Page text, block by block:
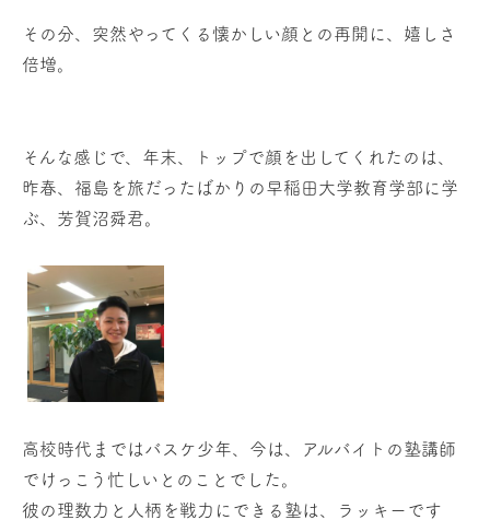
その分、突然やってくる懐かしい顔との再開に、嬉しさ
倍増。
そんな感じで、年末、トップで顔を出してくれたのは、
昨春、福島を旅だったばかりの早稲田大学教育学部に学
ぶ、芳賀沼舜君。
高校時代まではバスケ少年、今は、アルバイトの塾講師
でけっこう忙しいとのことでした。
彼の理数力と人柄を戦力にできる塾は、ラッキーです